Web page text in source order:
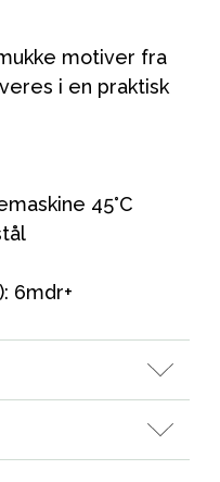
motiver fra
i en praktisk
45°C
6mdr+